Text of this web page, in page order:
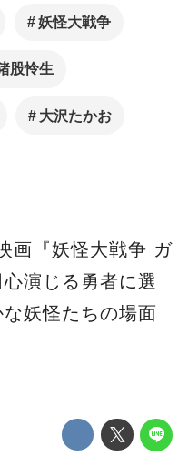
妖怪大戦争
股怜生
大沢たかお
画『妖怪大戦争 ガ
演じる勇者に選
妖怪たちの場面